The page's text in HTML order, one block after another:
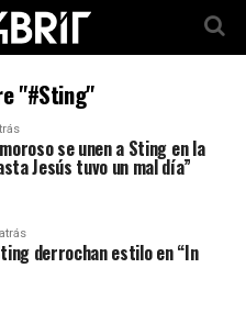
"#Sting"
se unen a Sting en la
Jesús tuvo un mal día”
derrochan estilo en “In